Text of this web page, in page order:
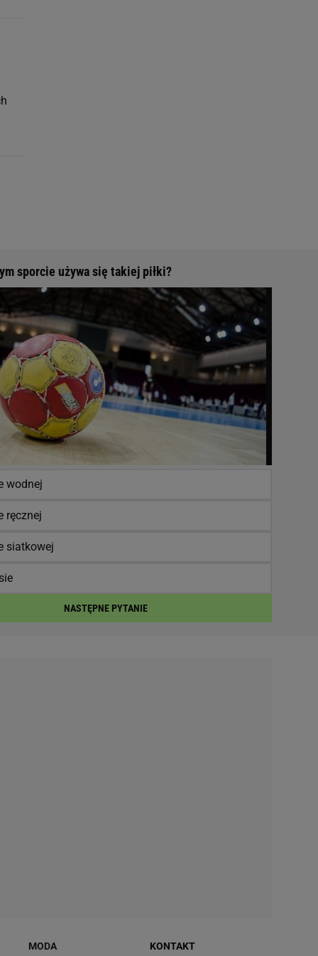
sporcie używa się takiej piłki?
wodnej
ręcznej
siatkowej
NASTĘPNE PYTANIE
MODA KONTAKT